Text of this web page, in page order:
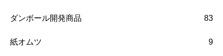
ダンボール開発商品 83
紙オムツ 9